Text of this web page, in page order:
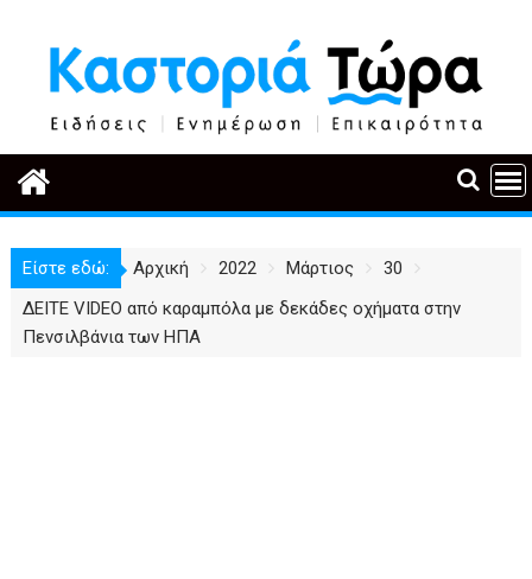
περιεχόμενο
Είστε εδώ: Αρχική 2022 Μάρτιος
30
ΔΕΙΤΕ VIDEO από καραμπόλα με δεκάδες οχήματα στην
Πενσιλβάνια των ΗΠΑ